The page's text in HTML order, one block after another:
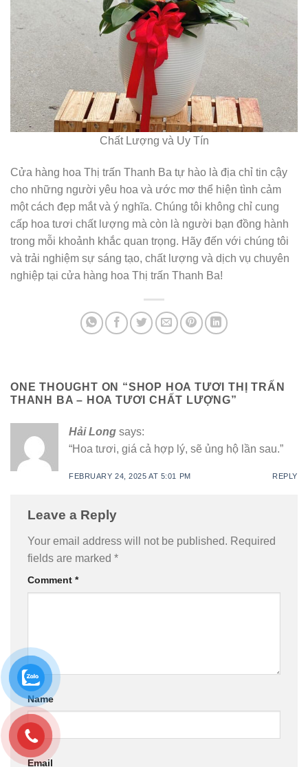
Chất Lượng và Uy Tín
Cửa hàng hoa Thị trấn Thanh Ba tự hào là địa chỉ tin cậy
cho những người yêu hoa và ước mơ thể hiện tình cảm
một cách đẹp mắt và ý nghĩa. Chúng tôi không chỉ cung
cấp hoa tươi chất lượng mà còn là người bạn đồng hành
trong mỗi khoảnh khắc quan trọng. Hãy đến với chúng tôi
và trải nghiệm sự sáng tạo, chất lượng và dịch vụ chuyên
nghiệp tại cửa hàng hoa Thị trấn Thanh Ba!
ONE THOUGHT ON “SHOP HOA TƯƠI THỊ TRẤN
THANH BA – HOA TƯƠI CHẤT LƯỢNG”
Hải Long says:
“Hoa tươi, giá cả hợp lý, sẽ ủng hộ lần sau.”
FEBRUARY 24, 2025 AT 5:01 PM REPLY
Leave a Reply
Your email address will not be published. Required
fields are marked *
Comment *
Name
Email